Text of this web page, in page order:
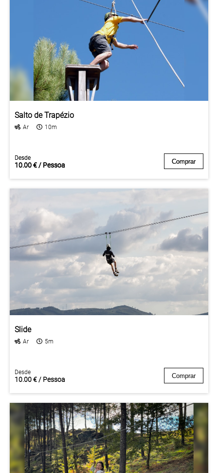
Salto de Trapézio
Ar 10m
Desde
10.00 € / Pessoa Comprar
Desde
10.00 € / Pessoa Comprar
Slide
Ar 5m
Desde
10.00 € / Pessoa Comprar